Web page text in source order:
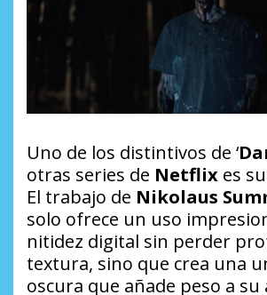
Uno de los distintivos de ‘
otras series de Netflix es
El trabajo de Nikolaus
solo ofrece un uso
nitidez digital sin perder
textura, sino que crea una
oscura que añade peso a